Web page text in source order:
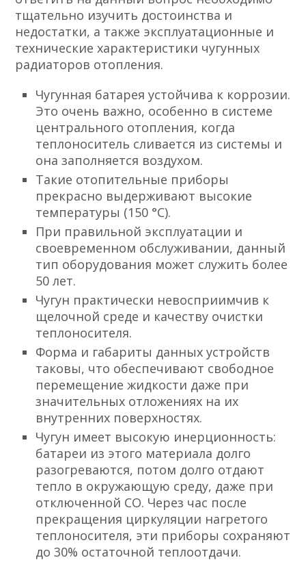
тщательно изучить достоинства и
недостатки, а также эксплуатационные и
технические характеристики чугунных
радиаторов отопления.
Чугунная батарея устойчива к коррозии.
Это очень важно, особенно в системе
центрального отопления, когда
теплоноситель сливается из системы и
она заполняется воздухом.
Такие отопительные приборы
прекрасно выдерживают высокие
температуры (150 °С).
При правильной эксплуатации и
своевременном обслуживании, данный
тип оборудования может служить более
50 лет.
Чугун практически невосприимчив к
щелочной среде и качеству очистки
теплоносителя.
Форма и габариты данных устройств
таковы, что обеспечивают свободное
перемещение жидкости даже при
значительных отложениях на их
внутренних поверхностях.
Чугун имеет высокую инерционность:
батареи из этого материала долго
разогреваются, потом долго отдают
тепло в окружающую среду, даже при
отключенной СО. Через час после
прекращения циркуляции нагретого
теплоносителя, эти приборы сохраняют
до 30% остаточной теплоотдачи.